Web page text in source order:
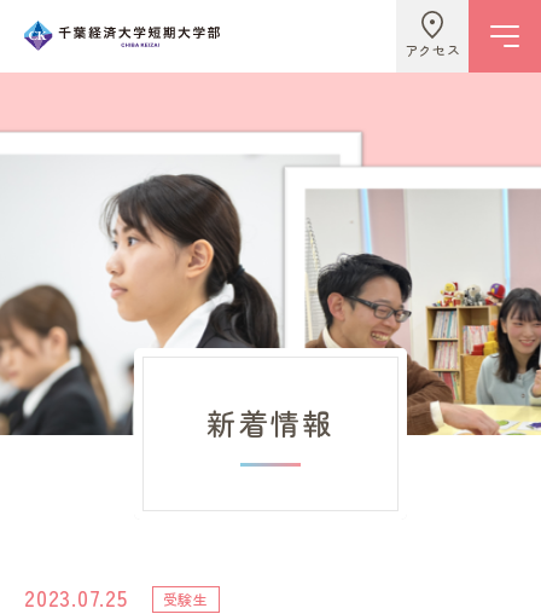
アクセス
学校情報
ビジネスライフ学科
こども学科
キャンパスライフ
進路・就職情報
新着情報
2023.07.25 受験生